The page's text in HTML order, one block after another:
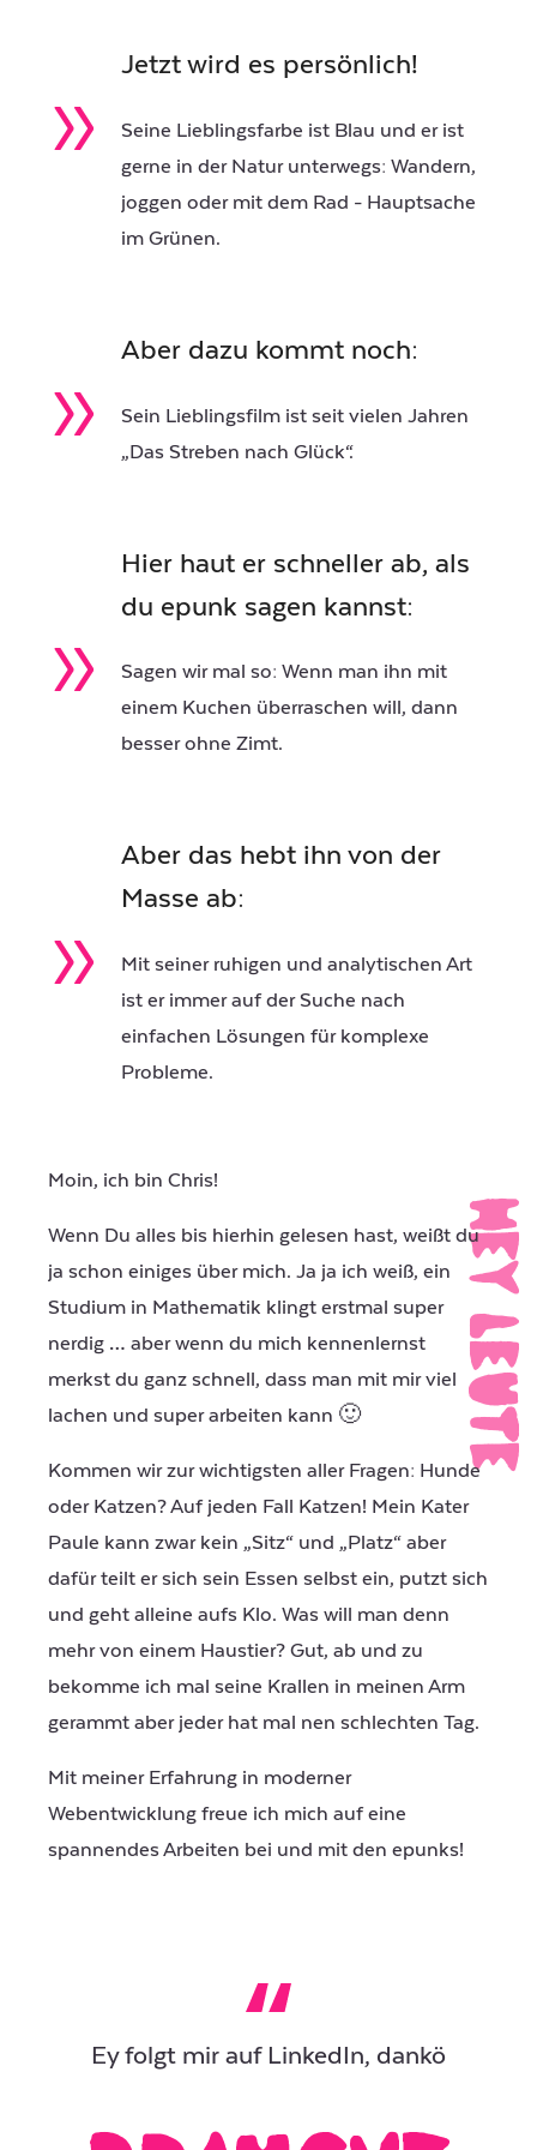
Jetzt wird es persönlich!
»
Seine Lieblingsfarbe ist Blau und er ist
gerne in der Natur unterwegs: Wandern,
joggen oder mit dem Rad - Hauptsache
im Grünen.
Aber dazu kommt noch:
»
Sein Lieblingsfilm ist seit vielen Jahren
„Das Streben nach Glück“.
Hier haut er schneller ab, als
du epunk sagen kannst:
»
Sagen wir mal so: Wenn man ihn mit
einem Kuchen überraschen will, dann
besser ohne Zimt.
Aber das hebt ihn von der
Masse ab:
»
Mit seiner ruhigen und analytischen Art
ist er immer auf der Suche nach
einfachen Lösungen für komplexe
Probleme.
HeY LEuTe
Moin, ich bin Chris!
Wenn Du alles bis hierhin gelesen hast, weißt du
ja schon einiges über mich. Ja ja ich weiß, ein
Studium in Mathematik klingt erstmal super
nerdig … aber wenn du mich kennenlernst
merkst du ganz schnell, dass man mit mir viel
lachen und super arbeiten kann 🙂
Kommen wir zur wichtigsten aller Fragen: Hunde
oder Katzen? Auf jeden Fall Katzen! Mein Kater
Paule kann zwar kein „Sitz“ und „Platz“ aber
dafür teilt er sich sein Essen selbst ein, putzt sich
und geht alleine aufs Klo. Was will man denn
mehr von einem Haustier? Gut, ab und zu
bekomme ich mal seine Krallen in meinen Arm
gerammt aber jeder hat mal nen schlechten Tag.
Mit meiner Erfahrung in moderner
Webentwicklung freue ich mich auf eine
spannendes Arbeiten bei und mit den epunks!
Ey folgt mir auf LinkedIn, dankö